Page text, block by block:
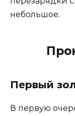
небольшое.
Первый
В первую